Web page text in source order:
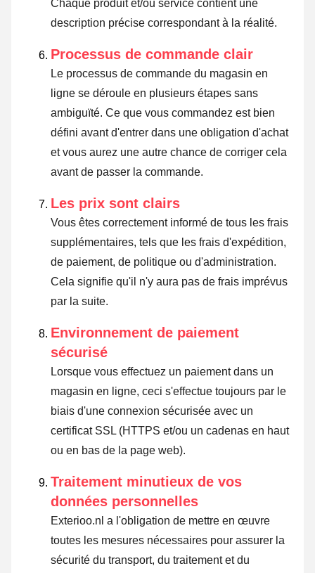
Chaque produit et/ou service contient une
description précise correspondant à la réalité.
Processus de commande clair
Le processus de commande du magasin en
ligne se déroule en plusieurs étapes sans
ambiguïté. Ce que vous commandez est bien
défini avant d'entrer dans une obligation d'achat
et vous aurez une autre chance de corriger cela
avant de passer la commande.
Les prix sont clairs
Vous êtes correctement informé de tous les frais
supplémentaires, tels que les frais d'expédition,
de paiement, de politique ou d'administration.
Cela signifie qu'il n'y aura pas de frais imprévus
par la suite.
Environnement de paiement
sécurisé
Lorsque vous effectuez un paiement dans un
magasin en ligne, ceci s'effectue toujours par le
biais d'une connexion sécurisée avec un
certificat SSL (HTTPS et/ou un cadenas en haut
ou en bas de la page web).
Traitement minutieux de vos
données personnelles
Exterioo.nl a l'obligation de mettre en œuvre
toutes les mesures nécessaires pour assurer la
sécurité du transport, du traitement et du